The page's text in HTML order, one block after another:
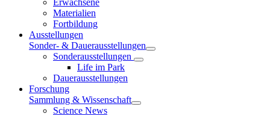
Erwachsene
Materialien
Fortbildung
Ausstellungen
Sonder- & Dauerausstellungen
Sonderausstellungen
Life im Park
Dauerausstellungen
Forschung
Sammlung & Wissenschaft
Science News